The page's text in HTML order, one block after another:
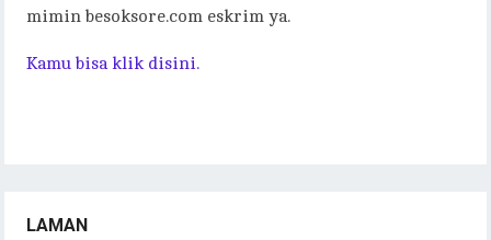
mimin besoksore.com eskrim ya.
Kamu bisa klik disini.
LAMAN